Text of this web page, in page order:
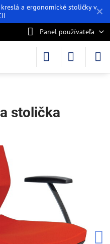
✕
a ergonomické stoličky v
Panel používateľa
stolička